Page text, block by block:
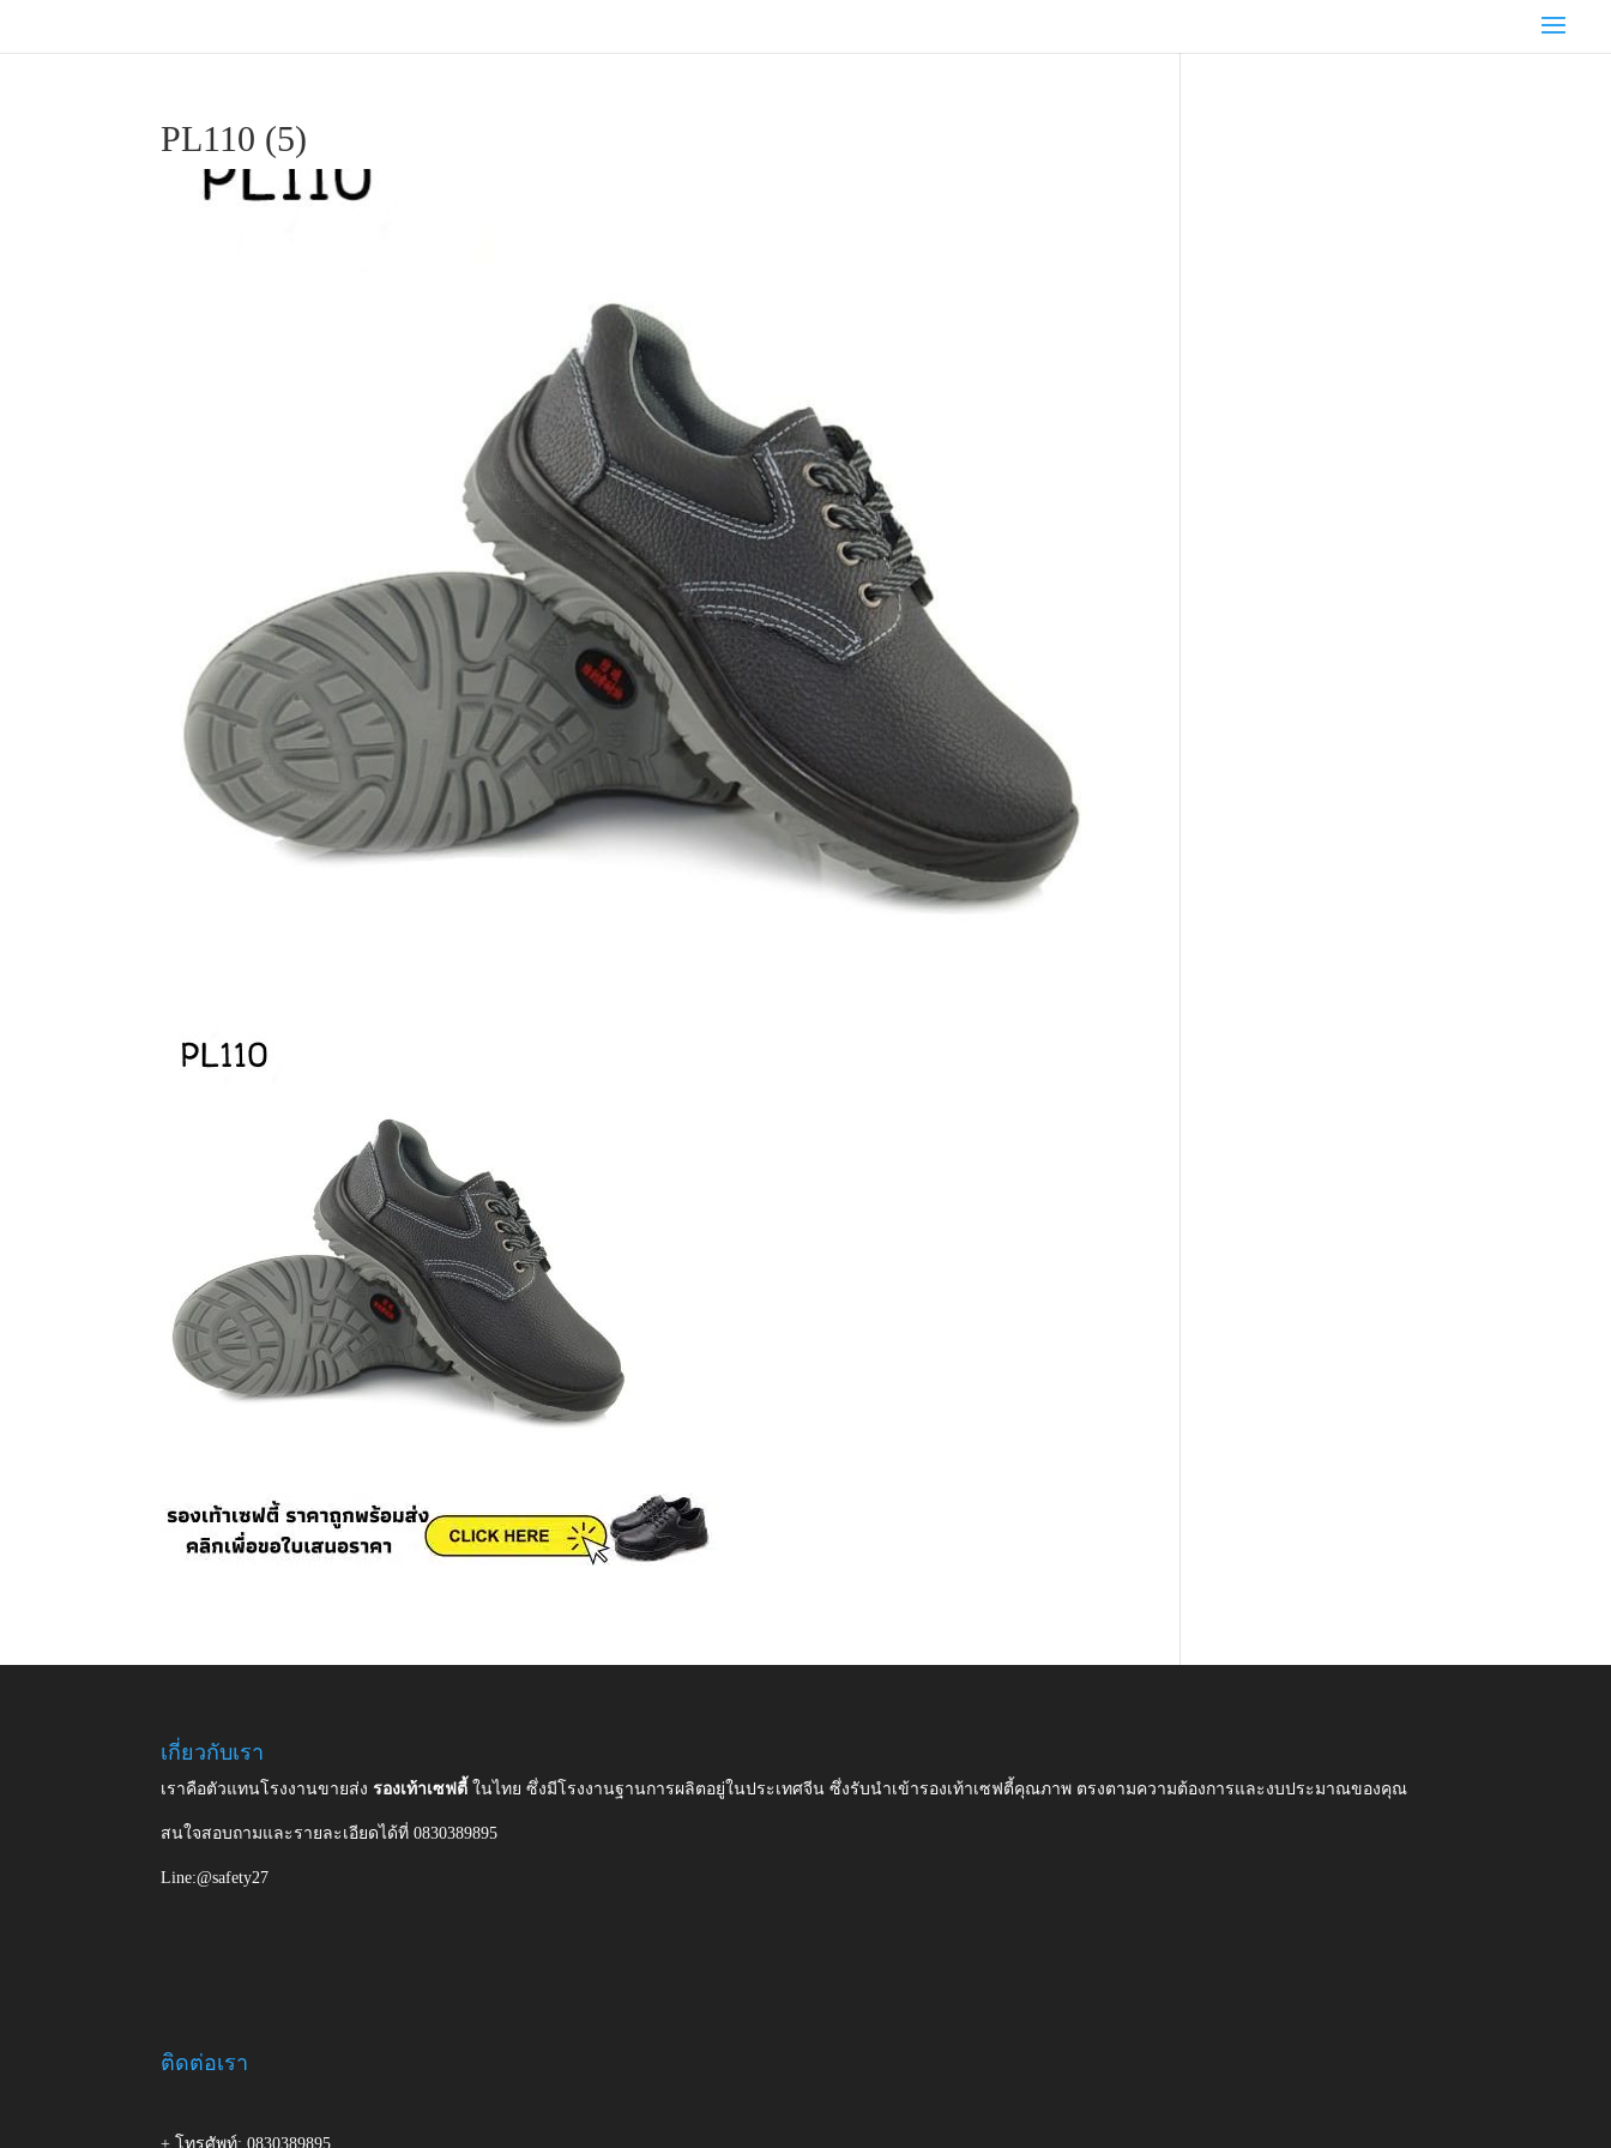
PL110 (5)
เกี่ยวกับเรา
เราคือตัวแทนโรงงานขายส่งรองเท้าเซฟตี้ในไทย ซึ่งมีโรงงานฐานการผลิตอยู่ในประเทศจีน ซึ่งรับนำเข้ารองเท้าเซฟตี้คุณภาพ ตรงตามความต้องการและงบประมาณของคุณ
สนใจสอบถามและรายละเอียดได้ที่ 0830389895
Line:@safety27
ติดต่อเรา
+ โทรศัพท์: 0830389895